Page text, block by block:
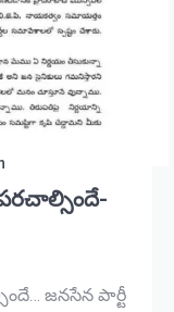
జనసేన పార్టీ